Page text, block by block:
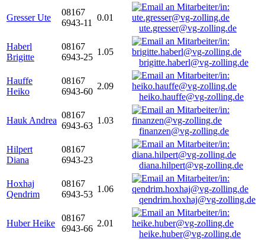
Gresser Ute
08167
6943-11
0.01
ute.gresser@vg-zolling.de
Haberl
Brigitte
08167
6943-25
1.05
brigitte.haberl@vg-zolling.de
Hauffe
Heiko
08167
6943-60
2.09
heiko.hauffe@vg-zolling.de
Hauk Andrea
08167
6943-63
1.03
finanzen@vg-zolling.de
Hilpert
Diana
08167
6943-23
diana.hilpert@vg-zolling.de
Hoxhaj
Qendrim
08167
6943-53
1.06
qendrim.hoxhaj@vg-zolling.de
Huber Heike
08167
6943-66
2.01
heike.huber@vg-zolling.de